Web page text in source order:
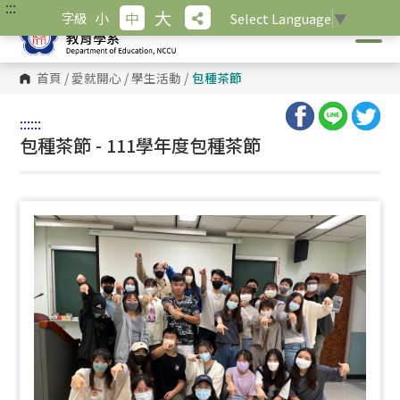
跳
主
內
容
::: 字級 小 中 大 Select Language ▼
首頁 / 愛就開心 /學生活動 / 包種茶節
::::::
包種茶節 - 111學年度包種茶節